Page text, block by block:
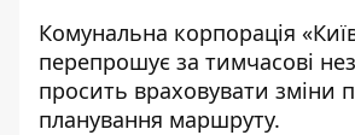
Комунальна корпорація
перепрошує за тимчасові
просить враховувати зміни
планування маршруту.